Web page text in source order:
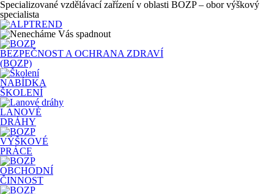
Specializované vzdělávací zařízení v oblasti BOZP – obor výškový
specialista
BEZPEČNOST A OCHRANA ZDRAVÍ
(BOZP)
NABÍDKA
ŠKOLENÍ
LANOVÉ
DRÁHY
VÝŠKOVÉ
PRÁCE
OBCHODNÍ
ČINNOST